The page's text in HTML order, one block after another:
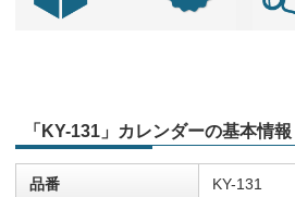
「KY-131」カレンダーの基本情報
品番 KY-131